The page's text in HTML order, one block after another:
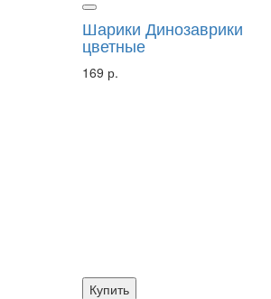
Шарики Динозаврики
цветные
169 р.
Купить